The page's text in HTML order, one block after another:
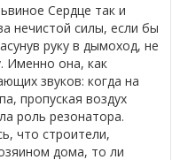
Сердце так и
нечистой силы, если бы
руку в дымоход, не
Именно она, как
звуков: когда на
пропуская воздух
роль резонатора.
что строители,
дома, то ли